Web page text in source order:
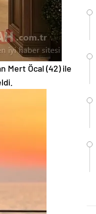
Mert Öcal (42) ile